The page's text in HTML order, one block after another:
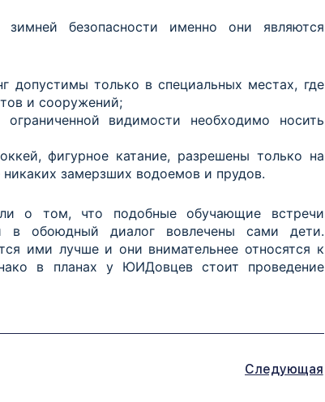
безопасности именно они являются
допустимы только в специальных местах, где
и сооружений;
видимости необходимо носить
фигурное катание, разрешены только на
замерзших водоемов и прудов.
о том, что подобные обучающие встречи
в обоюдный диалог вовлечены сами дети.
ими лучше и они внимательнее относятся к
в планах у ЮИДовцев стоит проведение
Следующая